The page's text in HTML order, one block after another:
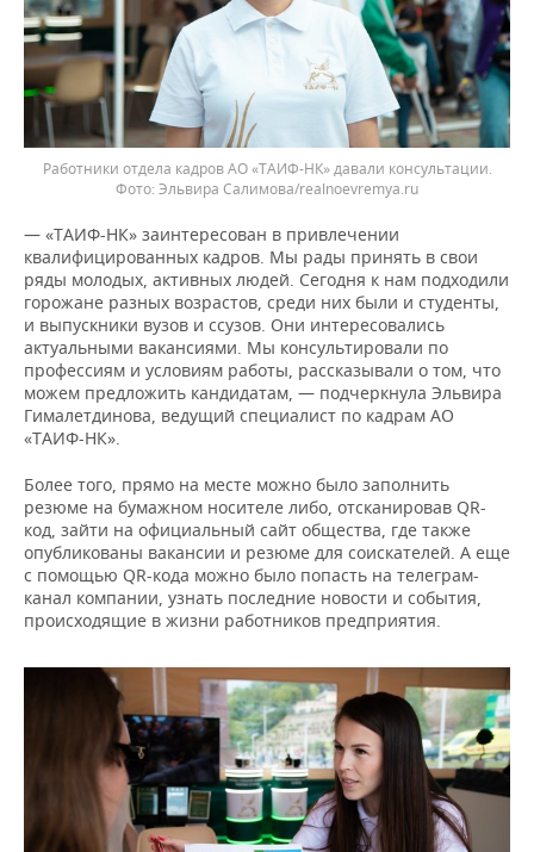
Работники отдела кадров АО «ТАИФ-НК» давали консультации.
Фото: Эльвира Салимова/realnoevremya.ru
— «ТАИФ-НК» заинтересован в привлечении
квалифицированных кадров. Мы рады принять в свои
ряды молодых, активных людей. Сегодня к нам подходили
горожане разных возрастов, среди них были и студенты,
и выпускники вузов и ссузов. Они интересовались
актуальными вакансиями. Мы консультировали по
профессиям и условиям работы, рассказывали о том, что
можем предложить кандидатам, — подчеркнула Эльвира
Гималетдинова, ведущий специалист по кадрам АО
«ТАИФ-НК».
Более того, прямо на месте можно было заполнить
резюме на бумажном носителе либо, отсканировав QR-
код, зайти на официальный сайт общества, где также
опубликованы вакансии и резюме для соискателей. А еще
с помощью QR-кода можно было попасть на телеграм-
канал компании, узнать последние новости и события,
происходящие в жизни работников предприятия.